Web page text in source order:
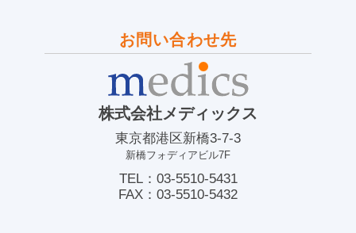
お問い合わせ先
株式会社メディックス
東京都港区新橋3-7-3
新橋フォディアビル7F
TEL：03-5510-5431
FAX：03-5510-5432